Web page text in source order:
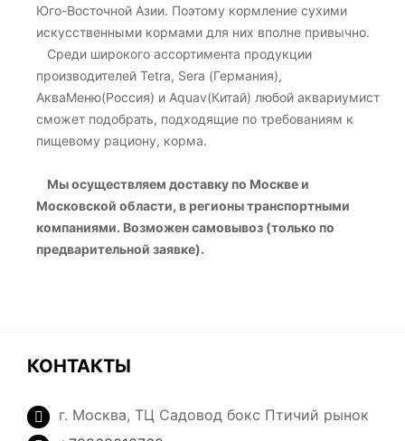
Юго-Восточной Азии. Поэтому кормление сухими
искусственными кормами для них вполне привычно.
Среди широкого ассортимента продукции
производителей Tetra, Sera (Германия),
АкваМеню(Россия) и Aquav(Китай) любой аквариумист
сможет подобрать, подходящие по требованиям к
пищевому рациону, корма.
Мы осуществляем доставку по Москве и
Московской области, в регионы транспортными
компаниями. Возможен самовывоз (только по
предварительной заявке).
КОНТАКТЫ
г. Москва, ТЦ Садовод бокс Птичий рынок